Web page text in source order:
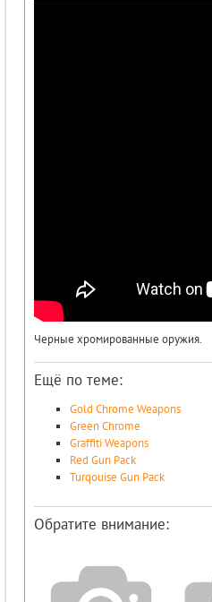
Черные хромированные оружия.
Ещё по теме:
Gold Chrome Weapons
Green Chrome
Graffiti Weapons
Red Gun Pack
Turqouise Gun Pack
Обратите внимание: